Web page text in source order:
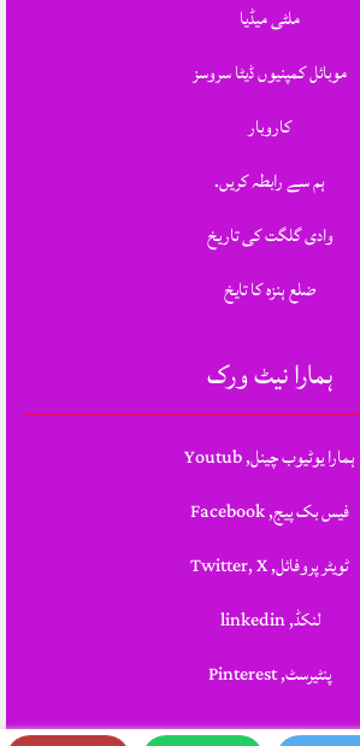
ملٹی میڈیا
موبائل کمپنیوں ڈیٹا سروسز
کاروبار
ہم سے رابطہ کریں.
وادی گلگت کی تاریخ
ضلع ہنزہ کا تایخ
ہمارا نیٹ ورک
ہمارا یوٹیوب چینل, Youtub
فیس بک پیج, Facebook
ٹویٹر پروفائل, Twitter, X
لنکڈ, linkedin
پنٹیرسٹ, Pinterest